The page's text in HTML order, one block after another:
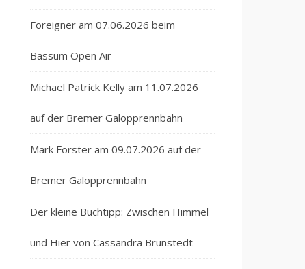
Foreigner am 07.06.2026 beim
Bassum Open Air
Michael Patrick Kelly am 11.07.2026
auf der Bremer Galopprennbahn
Mark Forster am 09.07.2026 auf der
Bremer Galopprennbahn
Der kleine Buchtipp: Zwischen Himmel
und Hier von Cassandra Brunstedt